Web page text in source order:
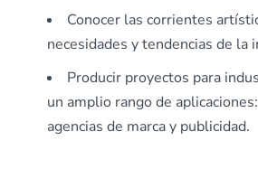
Conocer las corrientes
necesidades y tendencias de la
Producir proyectos para
un amplio rango de
agencias de marca y publicidad.